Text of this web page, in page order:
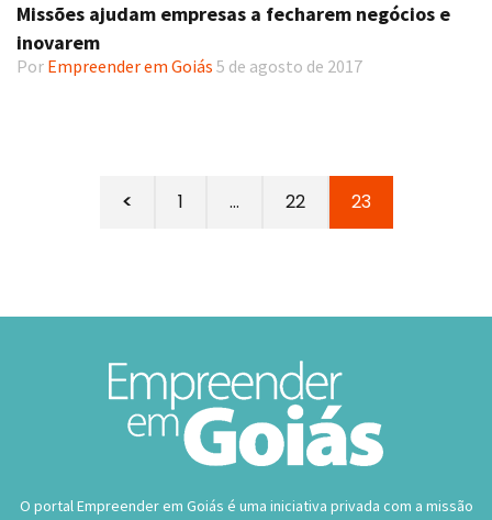
Missões ajudam empresas a fecharem negócios e
inovarem
Por Empreender em Goiás 5 de agosto de 2017
< 1 … 22 23
O portal Empreender em Goiás é uma iniciativa privada com a missão